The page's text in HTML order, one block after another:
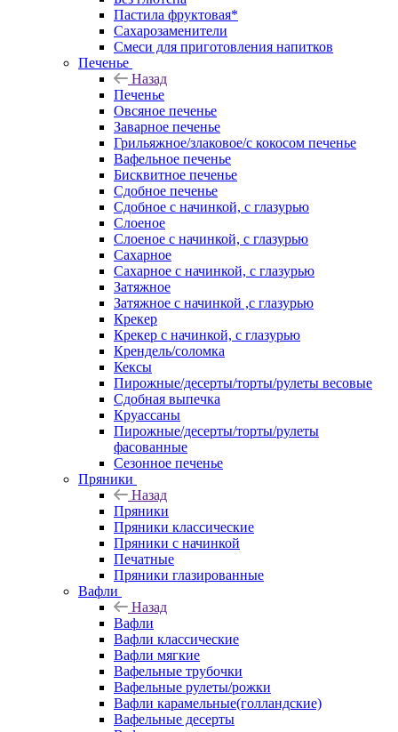
Пастила фруктовая*
Сахарозаменители
Смеси для приготовления напитков
Печенье
Назад
Печенье
Овсяное печенье
Заварное печенье
Грильяжное/злаковое/с кокосом печенье
Вафельное печенье
Бисквитное печенье
Сдобное печенье
Сдобное с начинкой, с глазурью
Слоеное
Слоеное с начинкой, с глазурью
Сахарное
Сахарное с начинкой, с глазурью
Затяжное
Затяжное с начинкой ,с глазурью
Крекер
Крекер с начинкой, с глазурью
Крендель/соломка
Кексы
Пирожные/десерты/торты/рулеты весовые
Сдобная выпечка
Круассаны
Пирожные/десерты/торты/рулеты
фасованные
Сезонное печенье
Пряники
Назад
Пряники
Пряники классические
Пряники с начинкой
Печатные
Пряники глазированные
Вафли
Назад
Вафли
Вафли классические
Вафли мягкие
Вафельные трубочки
Вафельные рулеты/рожки
Вафли карамельные(голландские)
Вафельные десерты